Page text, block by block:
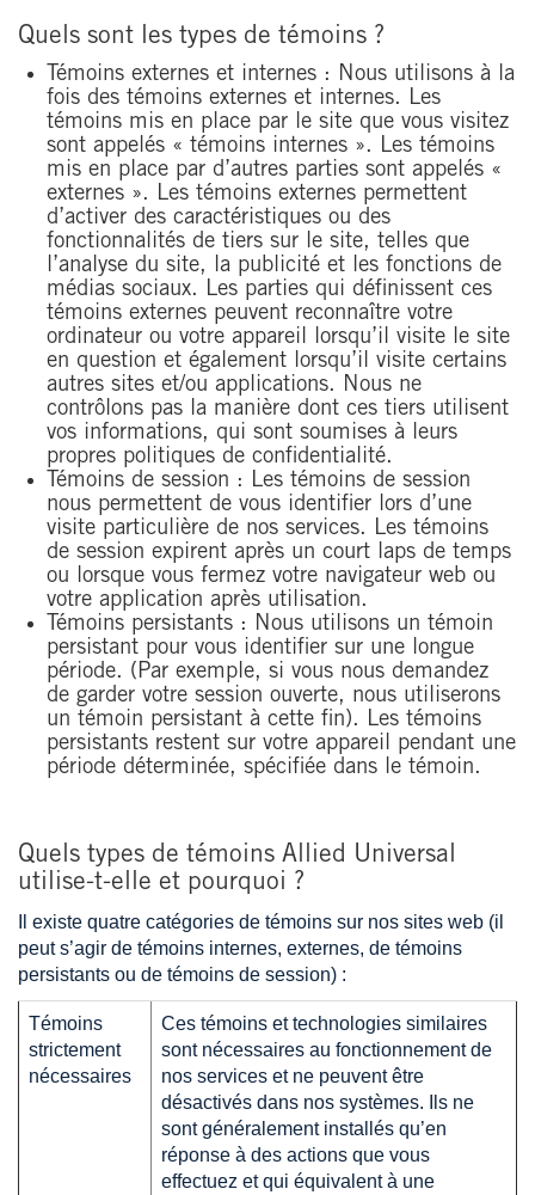
Quels sont les types de témoins ?
Témoins externes et internes : Nous utilisons à la
fois des témoins externes et internes. Les
témoins mis en place par le site que vous visitez
sont appelés « témoins internes ». Les témoins
mis en place par d’autres parties sont appelés «
externes ». Les témoins externes permettent
d’activer des caractéristiques ou des
fonctionnalités de tiers sur le site, telles que
l’analyse du site, la publicité et les fonctions de
médias sociaux. Les parties qui définissent ces
témoins externes peuvent reconnaître votre
ordinateur ou votre appareil lorsqu’il visite le site
en question et également lorsqu’il visite certains
autres sites et/ou applications. Nous ne
contrôlons pas la manière dont ces tiers utilisent
vos informations, qui sont soumises à leurs
propres politiques de confidentialité.
Témoins de session : Les témoins de session
nous permettent de vous identifier lors d’une
visite particulière de nos services. Les témoins
de session expirent après un court laps de temps
ou lorsque vous fermez votre navigateur web ou
votre application après utilisation.
Témoins persistants : Nous utilisons un témoin
persistant pour vous identifier sur une longue
période. (Par exemple, si vous nous demandez
de garder votre session ouverte, nous utiliserons
un témoin persistant à cette fin). Les témoins
persistants restent sur votre appareil pendant une
période déterminée, spécifiée dans le témoin.
Quels types de témoins Allied Universal
utilise-t-elle et pourquoi ?
Il existe quatre catégories de témoins sur nos sites web (il
peut s’agir de témoins internes, externes, de témoins
persistants ou de témoins de session) :
Témoins
strictement
nécessaires
Ces témoins et technologies similaires
sont nécessaires au fonctionnement de
nos services et ne peuvent être
désactivés dans nos systèmes. Ils ne
sont généralement installés qu’en
réponse à des actions que vous
effectuez et qui équivalent à une